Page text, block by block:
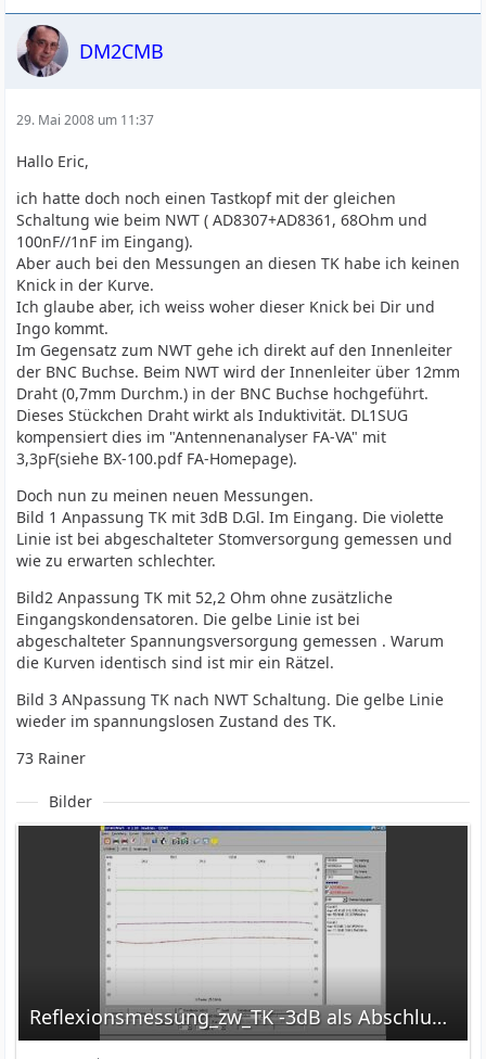
DM2CMB
29. Mai 2008 um 11:37
Hallo Eric,
ich hatte doch noch einen Tastkopf mit der gleichen
Schaltung wie beim NWT ( AD8307+AD8361, 68Ohm und
100nF//1nF im Eingang).
Aber auch bei den Messungen an diesen TK habe ich keinen
Knick in der Kurve.
Ich glaube aber, ich weiss woher dieser Knick bei Dir und
Ingo kommt.
Im Gegensatz zum NWT gehe ich direkt auf den Innenleiter
der BNC Buchse. Beim NWT wird der Innenleiter über 12mm
Draht (0,7mm Durchm.) in der BNC Buchse hochgeführt.
Dieses Stückchen Draht wirkt als Induktivität. DL1SUG
kompensiert dies im "Antennenanalyser FA-VA" mit
3,3pF(siehe BX-100.pdf FA-Homepage).
Doch nun zu meinen neuen Messungen.
Bild 1 Anpassung TK mit 3dB D.Gl. Im Eingang. Die violette
Linie ist bei abgeschalteter Stomversorgung gemessen und
wie zu erwarten schlechter.
Bild2 Anpassung TK mit 52,2 Ohm ohne zusätzliche
Eingangskondensatoren. Die gelbe Linie ist bei
abgeschalteter Spannungsversorgung gemessen . Warum
die Kurven identisch sind ist mir ein Rätzel.
Bild 3 ANpassung TK nach NWT Schaltung. Die gelbe Linie
wieder im spannungslosen Zustand des TK.
73 Rainer
Bilder
Reflexionsmessung_zw_TK -3dB als Abschluss M2.jpg